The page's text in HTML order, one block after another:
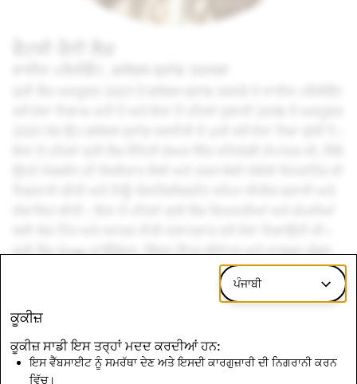
ਸ਼੍ਰੀ ਲੈਕ Snap ਫ਼ਾਊਂਡੇਸ਼ਨ, ਲਿੰਕਨ ਸੈਂਟਰ ਥੀਏਟਰ ਅਤੇ ਵਾਲਡਨ ਵੁੱਡਸ
ਪ੍ਰੋਜੈਕਟ ਦੇ ਬੋਰਡ ਆਫ਼ ਡਾਇਰੈਕਟਰਜ਼ ਦੀ ਮੈਂਬਰ ਵਜੋਂ ਸੇਵਾ ਨਿਭਾ ਰਹੀ ਹੈ।
ਸ਼੍ਰੀ ਲੈਕ WNET ਦੀ ਲਾਈਫ ਟਰੱਸਟੀ ਵੀ ਹੈ ਜੋ ਕਿ ਨਿਊਯਾਰਕ
ਮੈਟਰੋਪੋਲੀਟਨ ਖੇਤਰ ਵਿੱਚ ਜਨਤਕ ਟੈਲੀਵਿਜ਼ਨ ਸਟੇਸ਼ਨਾਂ ਦੀ ਨਿਗਰਾਨੀ
ਕਰਨ ਵਾਲੀ ਸੰਸਥਾ ਹੈ। ਸ਼੍ਰੀ ਲੈਕ ਕੋਲ ਪ੍ਰਿੰਸਟਨ ਯੂਨੀਵਰਸਿਟੀ ਤੋਂ ਬੀ.ਏ.
ਦੀ ਡਿਗਰੀ ਹੈ।
ਪੰਜਾਬੀ
ਕੂਕੀਜ਼
ਕੂਕੀਜ਼ ਸਾਡੀ ਇਸ ਤਰ੍ਹਾਂ ਮਦਦ ਕਰਦੀਆਂ ਹਨ:
ਇਸ ਵੈੱਬਸਾਈਟ ਨੂੰ ਸਮਰੱਥਾ ਦੇਣ ਅਤੇ ਇਸਦੀ ਕਾਰਗੁਜ਼ਾਰੀ ਦੀ ਨਿਗਰਾਨੀ ਕਰਨ
ਵਿੱਚ।